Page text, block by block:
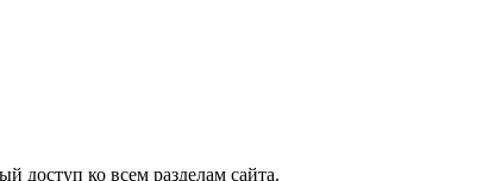
доступ ко всем разделам сайта.